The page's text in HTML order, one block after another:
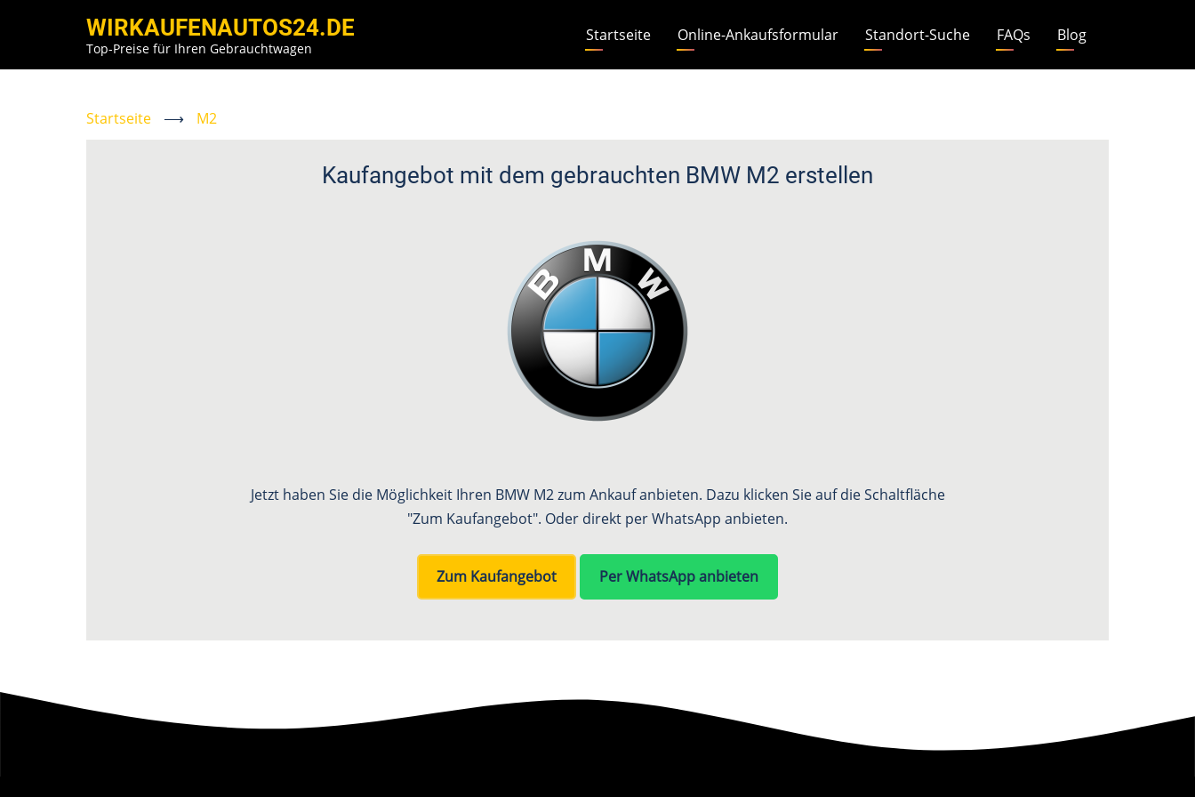
WIRKAUFENAUTOS24.DE
Top-Preise für Ihren Gebrauchtwagen Hauptnavigation
Startseite Online-Ankaufsformular Standort-Suche FAQs Blog
Startseite ⟶ M2
Kaufangebot mit dem gebrauchten BMW M2 erstellen
Jetzt haben Sie die Möglichkeit Ihren BMW M2 zum Ankauf anbieten. Dazu klicken Sie auf die Schaltfläche
"Zum Kaufangebot". Oder direkt per WhatsApp anbieten.
Zum Kaufangebot Per WhatsApp anbieten